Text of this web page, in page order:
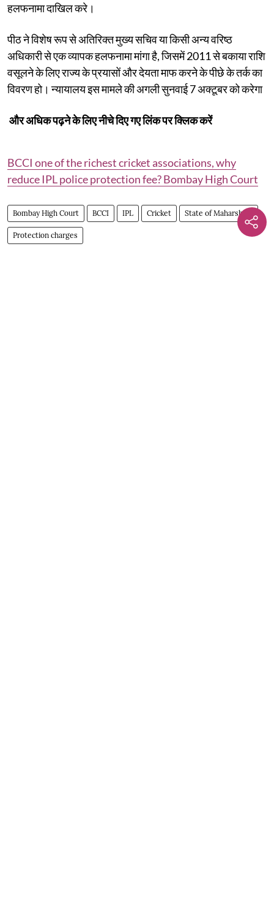
हलफनामा दाखिल करे।
पीठ ने विशेष रूप से अतिरिक्त मुख्य सचिव या किसी अन्य वरिष्ठ
अधिकारी से एक व्यापक हलफनामा मांगा है, जिसमें 2011 से बकाया राशि
वसूलने के लिए राज्य के प्रयासों और देयता माफ करने के पीछे के तर्क का
विवरण हो। न्यायालय इस मामले की अगली सुनवाई 7 अक्टूबर को करेगा
और अधिक पढ़ने के लिए नीचे दिए गए लिंक पर क्लिक करें
BCCI one of the richest cricket associations, why
reduce IPL police protection fee? Bombay High Court
Bombay High Court BCCI IPL Cricket State of Maharshtra
Protection charges